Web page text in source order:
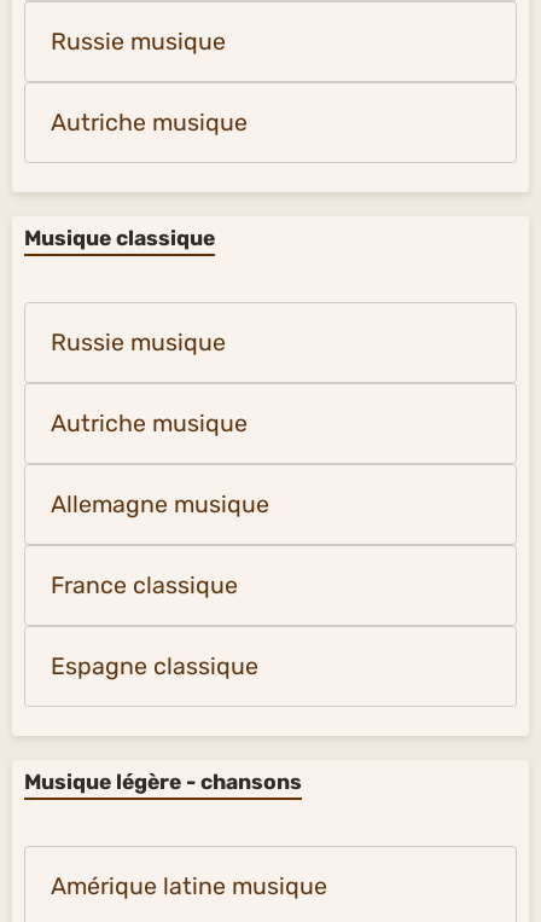
Russie musique
Autriche musique
Musique classique
Russie musique
Autriche musique
Allemagne musique
France classique
Espagne classique
Musique légère - chansons
Amérique latine musique